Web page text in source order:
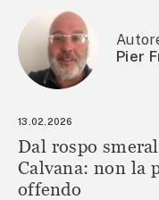
Pier
13.02.2026
Dal rospo
Calvana: non la
offendo